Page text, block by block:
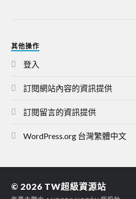
其他操作
登入
訂閱網站內容的資訊提供
訂閱留言的資訊提供
WordPress.org 台灣繁體中文
© 2026 TW超級資源站